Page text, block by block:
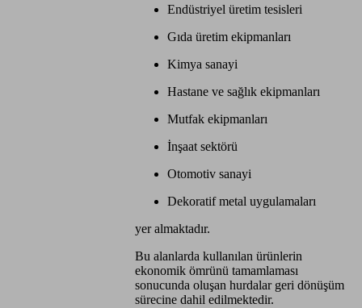
Endüstriyel üretim tesisleri
Gıda üretim ekipmanları
Kimya sanayi
Hastane ve sağlık ekipmanları
Mutfak ekipmanları
İnşaat sektörü
Otomotiv sanayi
Dekoratif metal uygulamaları
yer almaktadır.
Bu alanlarda kullanılan ürünlerin
ekonomik ömrünü tamamlaması
sonucunda oluşan hurdalar geri dönüşüm
sürecine dahil edilmektedir.